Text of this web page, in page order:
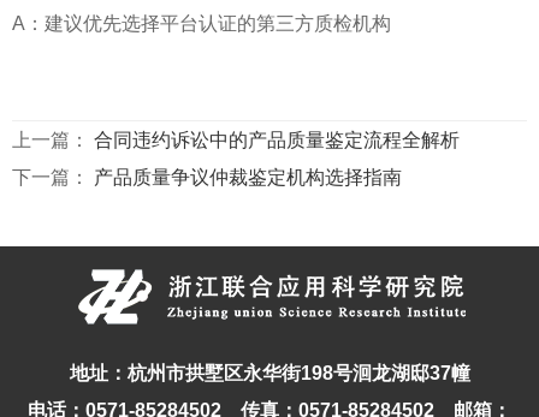
A：建议优先选择平台认证的第三方质检机构
上一篇： 合同违约诉讼中的产品质量鉴定流程全解析
下一篇： 产品质量争议仲裁鉴定机构选择指南
地址：杭州市拱墅区永华街198号洄龙湖邸37幢
电话：0571-85284502 传真：0571-85284502 邮箱：